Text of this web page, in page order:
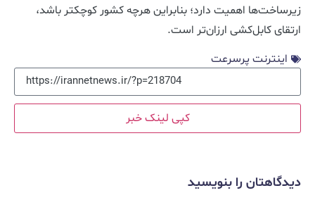
زیرساخت‌ها اهمیت دارد؛ بنابراین هرچه کشور کوچکتر باشد،
ارتقای کابل‌کشی ارزان‌تر است.
اینترنت پرسرعت
کپی لینک خبر
دیدگاهتان را بنویسید